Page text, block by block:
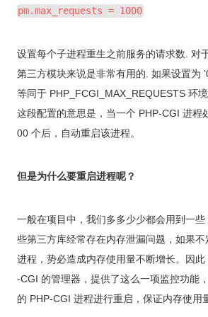
pm.max_requests = 1000
设置每个子进程重生之前服务的请求数. 对
第三方模块来说是非常有用的. 如果设置为
等同于 PHP_FCGI_MAX_REQUESTS 环
这段配置的意思是，当一个 PHP-CGI 进程
00 个后，自动重启该进程。
但是为什么要重启进程呢？
一般在项目中，我们多多少少都会用到一
些第三方库经常存在内存泄漏问题，如果
进程，势必造成内存使用量不断增长。因
-CGI 的管理器，提供了这么一项监控功能
的 PHP-CGI 进程进行重启，保证内存使用